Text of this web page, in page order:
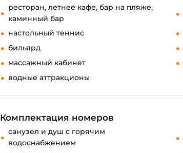
ресторан, летнее кафе, бар на пляже,
каминный бар
настольный теннис
бильярд
массажный кабинет
водные аттракционы
Комплектация номеров
санузел и душ с горячим
водоснабжением